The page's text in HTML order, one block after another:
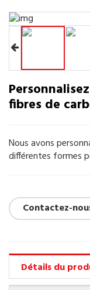
fibres de
Nous avons
différentes formes
Contactez-
Détails du